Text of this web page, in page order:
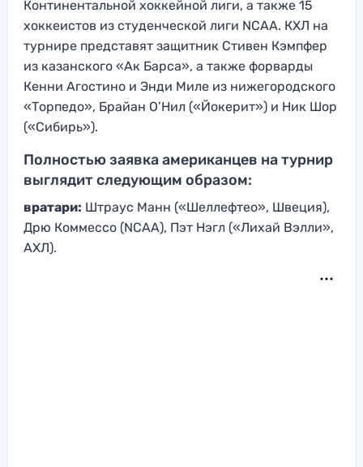
Континентальной хоккейной лиги, а также 15
хоккеистов из студенческой лиги NCAA. КХЛ на
турнире представят защитник Стивен Кэмпфер
из казанского «Ак Барса», а также форварды
Кенни Агостино и Энди Миле из нижегородского
«Торпедо», Брайан О’Нил («Йокерит») и Ник Шор
(«Сибирь»).
Полностью заявка американцев на турнир
выглядит следующим образом:
вратари: Штраус Манн («Шеллефтео», Швеция),
Дрю Коммессо (NCAA), Пэт Нэгл («Лихай Вэлли»,
АХЛ).